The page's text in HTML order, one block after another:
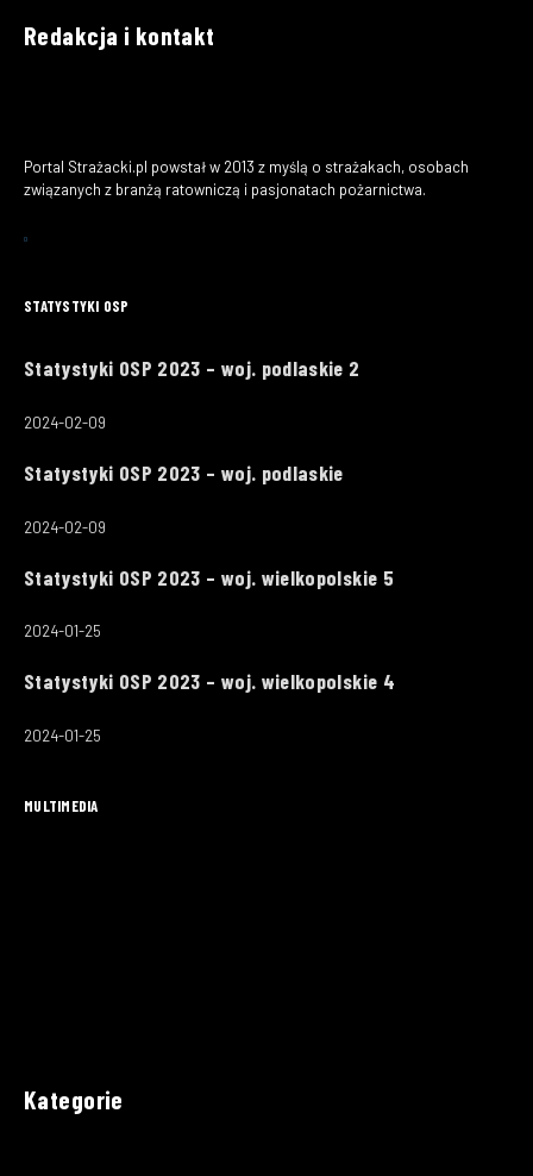
Redakcja i kontakt
Portal Strażacki.pl powstał w 2013 z myślą o strażakach, osobach
związanych z branżą ratowniczą i pasjonatach pożarnictwa.
STATYSTYKI OSP
Statystyki OSP 2023 – woj. podlaskie 2
2024-02-09
Statystyki OSP 2023 – woj. podlaskie
2024-02-09
Statystyki OSP 2023 – woj. wielkopolskie 5
2024-01-25
Statystyki OSP 2023 – woj. wielkopolskie 4
2024-01-25
MULTIMEDIA
Kategorie